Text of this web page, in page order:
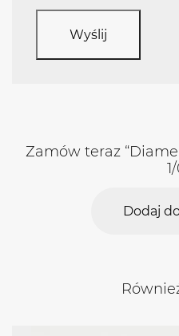
Zamów teraz
Dodaj